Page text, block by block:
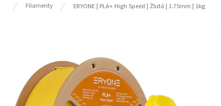
Domů Filamenty ERYONE | PLA+ High Speed | Žlutá | 1.75mm | 1kg